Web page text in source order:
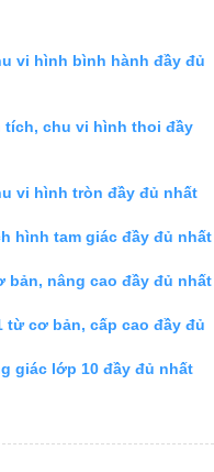
vi hình bình hành đầy đủ
chu vi hình thoi đầy
vi hình tròn đầy đủ nhất
hình tam giác đầy đủ nhất
bản, nâng cao đầy đủ nhất
từ cơ bản, cấp cao đầy đủ
giác lớp 10 đầy đủ nhất